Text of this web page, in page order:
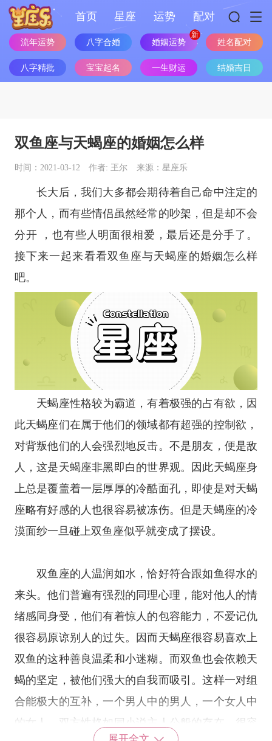
首页 星座 运势 配对
流年运势 八字合婚 婚姻运势 姓名配对
八字精批 宝宝起名 一生财运 结婚吉日
双鱼座与天蝎座的婚姻怎么样
时间：2021-03-12 作者: 玊尔 来源：星座乐
长大后，我们大多都会期待着自己命中注定的
那个人，而有些情侣虽然经常的吵架，但是却不会
分开 ，也有些人明面很相爱，最后还是分手了。
接下来一起来看看双鱼座与天蝎座 的婚姻怎么样
吧。
天蝎座性格较为霸道，有着极强的占有欲，因
此天蝎座们在属于他们的领域都有超强的控制欲，
对背叛他们的人会强烈地反击。不是朋友，便是敌
人，这是天蝎座非黑即白的世界观。因此天蝎座身
上总是覆盖着一层厚厚的冷酷面孔，即使是对天蝎
座略有好感的人也很容易被冻伤。但是天蝎座的冷
漠面纱一旦碰上双鱼座似乎就变成了摆设。
双鱼座的人温润如水，恰好符合跟如鱼得水的
来头。他们普遍有强烈的同理心理，能对他人的情
绪感同身受，他们有着惊人的包容能力，不爱记仇
很容易原谅别人的过失。因而天蝎座很容易喜欢上
双鱼的这种善良温柔和小迷糊。而双鱼也会依赖天
蝎的坚定，被他们强大的自我而吸引。这样一对组
合能极大的互补，一个男人中的男人，一个女人中
的女人，双方性格如同小说主人公般的存在，很容